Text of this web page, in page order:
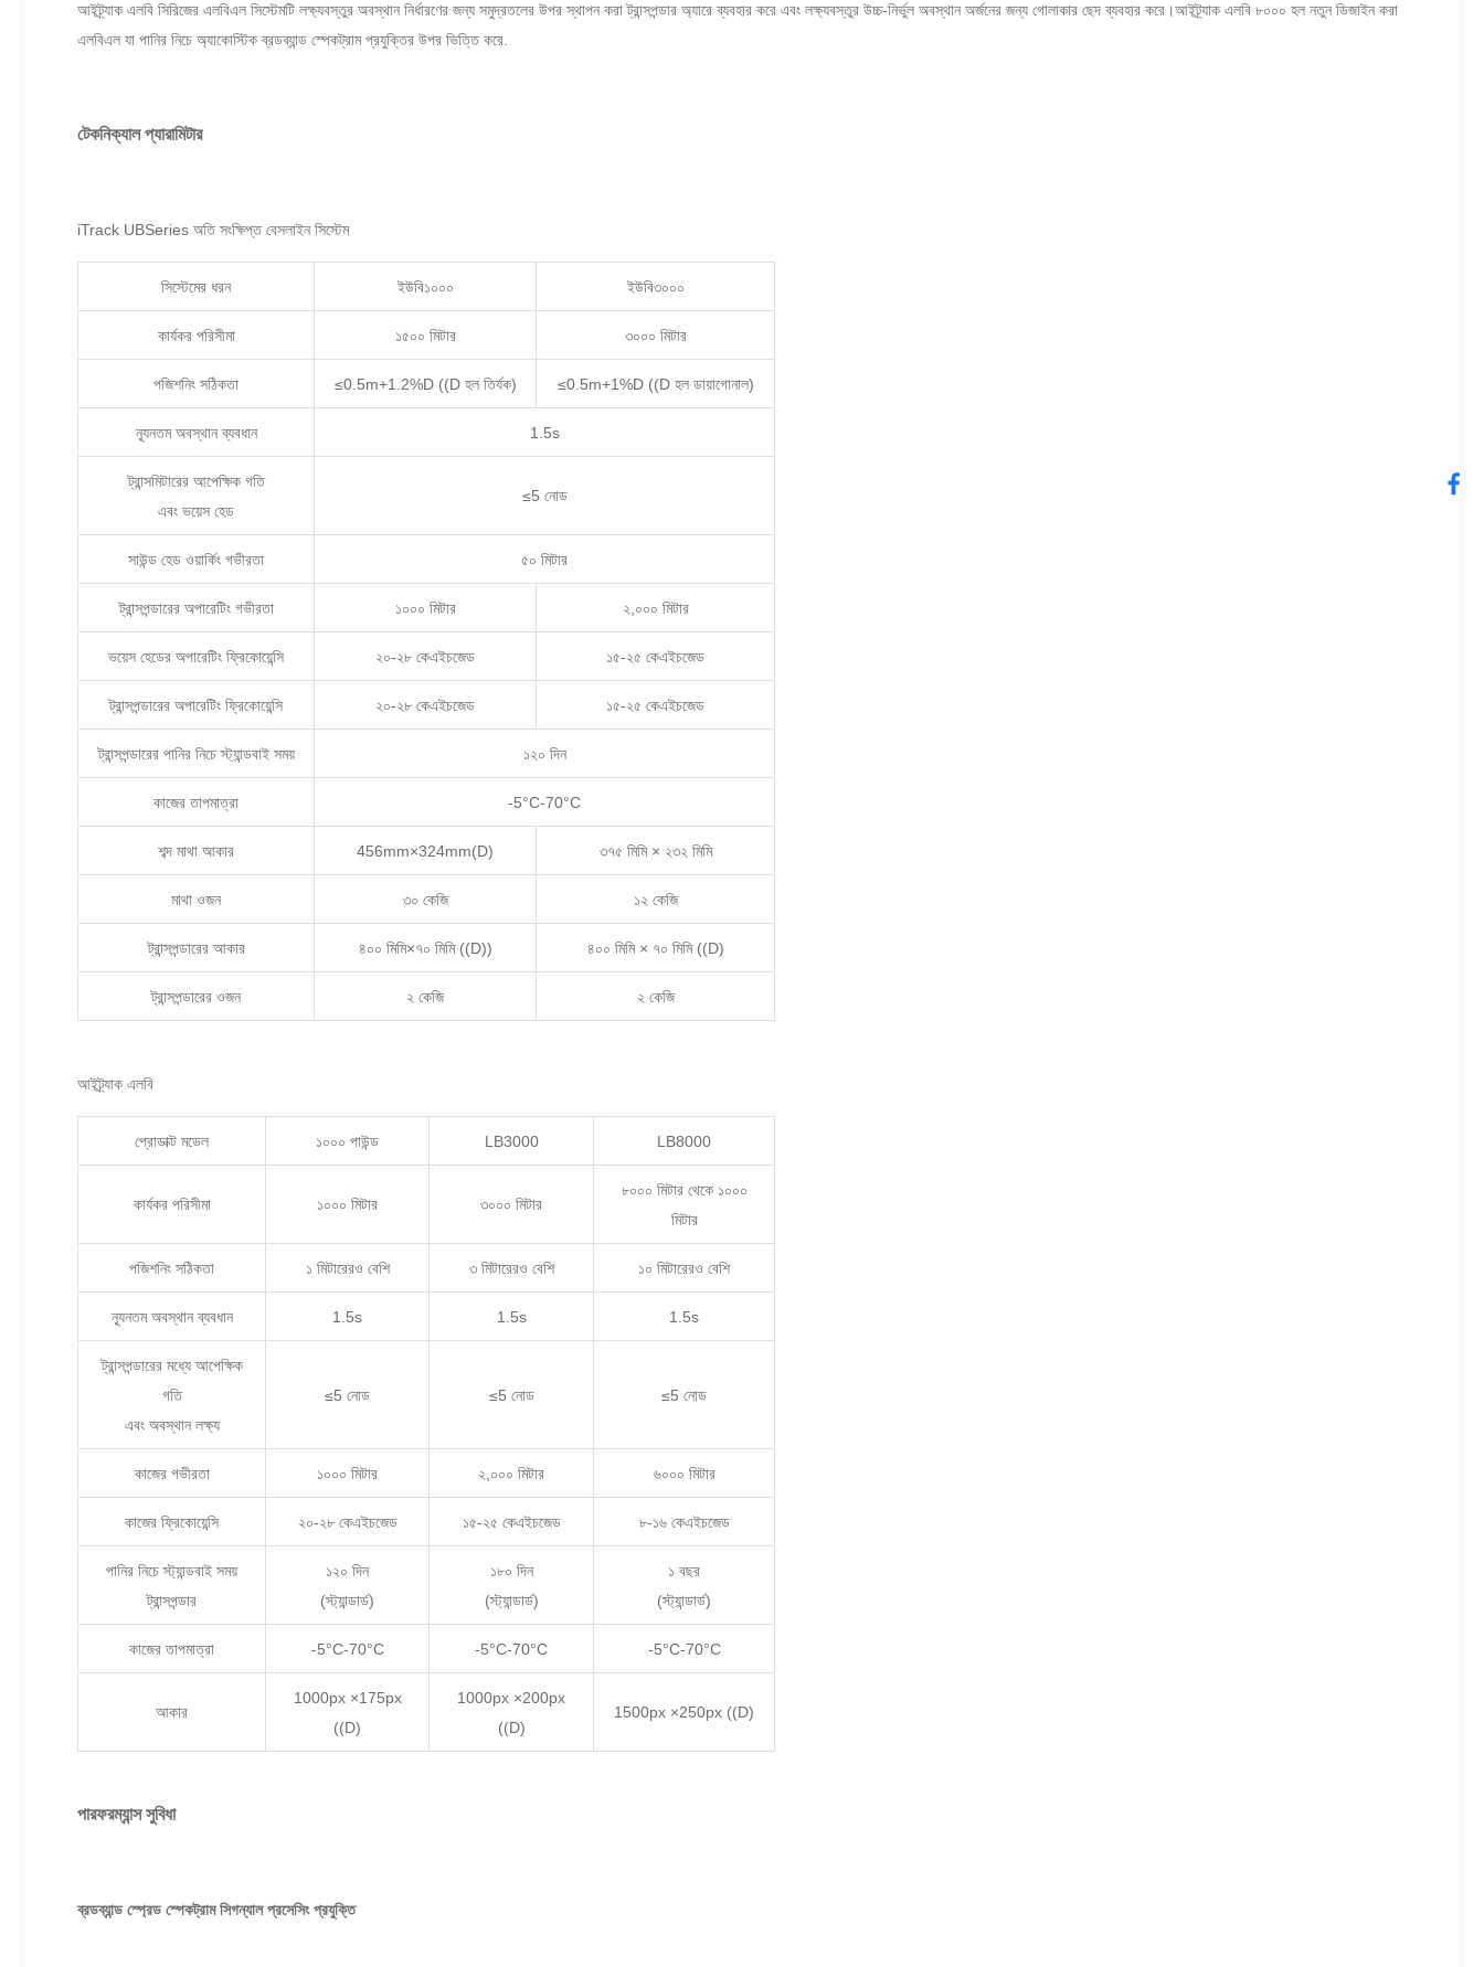
আইট্র্যাক এলবি সিরিজের এলবিএল সিস্টেমটি লক্ষ্যবস্তুর অবস্থান নির্ধারণের জন্য সমুদ্রতলের উপর স্থাপন করা ট্রান্সপন্ডার অ্যারে ব্যবহার করে এবং লক্ষ্যবস্তুর উচ্চ-নির্ভুল অবস্থান অর্জনের জন্য গোলাকার ছেদ ব্যবহার করে।আইট্র্যাক এলবি ৮০০০ হল নতুন ডিজাইন করা
এলবিএল যা পানির নিচে অ্যাকোস্টিক ব্রডব্যান্ড স্পেকট্রাম প্রযুক্তির উপর ভিত্তি করে.
টেকনিক্যাল প্যারামিটার
iTrack UBSeries অতি সংক্ষিপ্ত বেসলাইন সিস্টেম
সিস্টেমের ধরন ইউবি১০০০ ইউবি৩০০০
কার্যকর পরিসীমা ১৫০০ মিটার ৩০০০ মিটার
পজিশনিং সঠিকতা ≤0.5m+1.2%D ((D হল তির্যক) ≤0.5m+1%D ((D হল ডায়াগোনাল)
ন্যূনতম অবস্থান ব্যবধান 1.5s
ট্রান্সমিটারের আপেক্ষিক গতি
এবং ভয়েস হেড
≤5 নোড
সাউন্ড হেড ওয়ার্কিং গভীরতা ৫০ মিটার
ট্রান্সপন্ডারের অপারেটিং গভীরতা ১০০০ মিটার ২,০০০ মিটার
ভয়েস হেডের অপারেটিং ফ্রিকোয়েন্সি ২০-২৮ কেএইচজেড ১৫-২৫ কেএইচজেড
ট্রান্সপন্ডারের অপারেটিং ফ্রিকোয়েন্সি ২০-২৮ কেএইচজেড ১৫-২৫ কেএইচজেড
ট্রান্সপন্ডারের পানির নিচে স্ট্যান্ডবাই সময় ১২০ দিন
কাজের তাপমাত্রা -5°C-70°C
শব্দ মাথা আকার 456mm×324mm(D) ৩৭৫ মিমি × ২৩২ মিমি
মাথা ওজন ৩০ কেজি ১২ কেজি
ট্রান্সপন্ডারের আকার ৪০০ মিমি×৭০ মিমি ((D)) ৪০০ মিমি × ৭০ মিমি ((D)
ট্রান্সপন্ডারের ওজন ২ কেজি ২ কেজি
আইট্র্যাক এলবি
প্রোডাক্ট মডেল ১০০০ পাউন্ড LB3000 LB8000
কার্যকর পরিসীমা ১০০০ মিটার ৩০০০ মিটার
৮০০০ মিটার থেকে ১০০০
মিটার
পজিশনিং সঠিকতা ১ মিটারেরও বেশি ৩ মিটারেরও বেশি ১০ মিটারেরও বেশি
ন্যূনতম অবস্থান ব্যবধান 1.5s 1.5s 1.5s
ট্রান্সপন্ডারের মধ্যে আপেক্ষিক
গতি
এবং অবস্থান লক্ষ্য
≤5 নোড ≤5 নোড ≤5 নোড
কাজের গভীরতা ১০০০ মিটার ২,০০০ মিটার ৬০০০ মিটার
কাজের ফ্রিকোয়েন্সি ২০-২৮ কেএইচজেড ১৫-২৫ কেএইচজেড ৮-১৬ কেএইচজেড
পানির নিচে স্ট্যান্ডবাই সময়
ট্রান্সপন্ডার
১২০ দিন
(স্ট্যান্ডার্ড)
১৮০ দিন
(স্ট্যান্ডার্ড)
১ বছর
(স্ট্যান্ডার্ড)
কাজের তাপমাত্রা -5°C-70°C -5°C-70°C -5°C-70°C
আকার
1000px ×175px
((D)
1000px ×200px
((D)
1500px ×250px ((D)
পারফরম্যান্স সুবিধা
ব্রডব্যান্ড স্প্রেড স্পেকট্রাম সিগন্যাল প্রসেসিং প্রযুক্তি